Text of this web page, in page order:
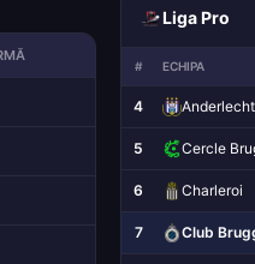
Liga Pro
# ECHIPA
4 Anderlecht
5 Cercle
6 Charleroi
7 Club